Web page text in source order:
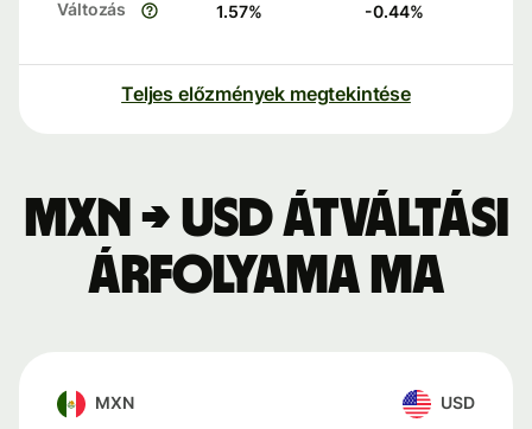
Változás 1.57% -0.44%
Teljes előzmények megtekintése
MXN → USD átváltási
árfolyama ma
MXN USD